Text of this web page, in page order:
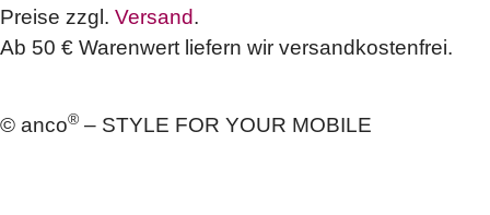
Preise zzgl. Versand.
Ab 50 € Warenwert liefern wir versandkostenfrei.
© anco® – STYLE FOR YOUR MOBILE